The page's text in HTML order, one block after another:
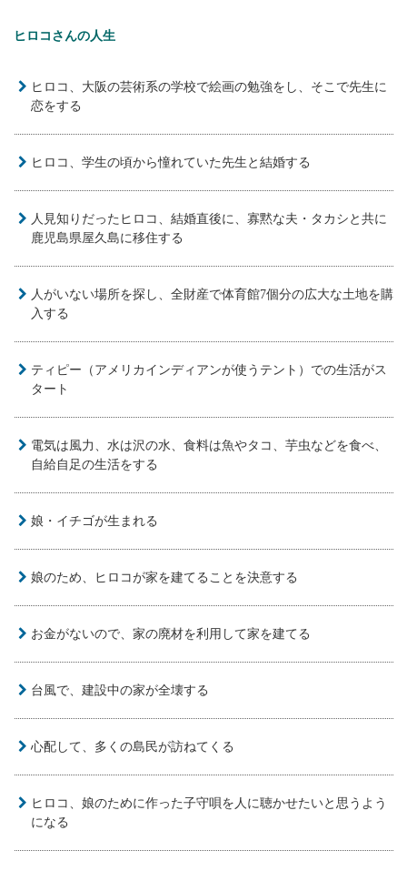
ヒロコさんの人生
ヒロコ、大阪の芸術系の学校で絵画の勉強をし、そこで先生に
恋をする
ヒロコ、学生の頃から憧れていた先生と結婚する
人見知りだったヒロコ、結婚直後に、寡黙な夫・タカシと共に
鹿児島県屋久島に移住する
人がいない場所を探し、全財産で体育館7個分の広大な土地を購
入する
ティピー（アメリカインディアンが使うテント）での生活がス
タート
電気は風力、水は沢の水、食料は魚やタコ、芋虫などを食べ、
自給自足の生活をする
娘・イチゴが生まれる
娘のため、ヒロコが家を建てることを決意する
お金がないので、家の廃材を利用して家を建てる
台風で、建設中の家が全壊する
心配して、多くの島民が訪ねてくる
ヒロコ、娘のために作った子守唄を人に聴かせたいと思うよう
になる